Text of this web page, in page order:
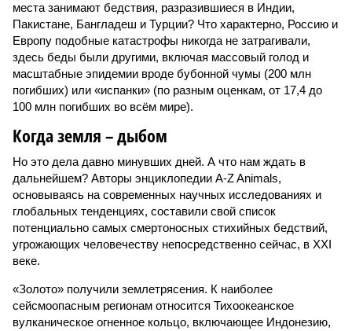
места занимают бедствия, разразившиеся в Индии,
Пакистане, Бангладеш и Турции? Что характерно, Россию и
Европу подобные катастрофы никогда не затрагивали,
здесь беды были другими, включая массовый голод и
масштабные эпидемии вроде бубонной чумы (200 млн
погибших) или «испанки» (по разным оценкам, от 17,4 до
100 млн погибших во всём мире).
Когда земля – дыбом
Но это дела давно минувших дней. А что нам ждать в
дальнейшем? Авторы энциклопедии A-Z Animals,
основываясь на современных научных исследованиях и
глобальных тенденциях, составили свой список
потенциально самых смертоносных стихийных бедствий,
угрожающих человечеству непосредственно сейчас, в XXI
веке.
«Золото» получили землетрясения. К наиболее
сейсмоопасным регионам относится Тихоокеанское
вулканическое огненное кольцо, включающее Индонезию,